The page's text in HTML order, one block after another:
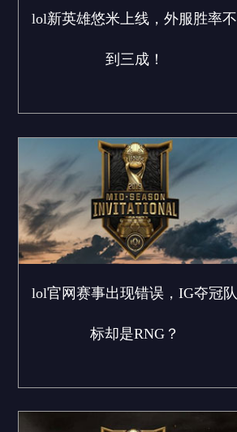
lol新英雄悠米上线，外服胜率不
到三成！
lol官网赛事出现错误，IG夺冠队
标却是RNG？